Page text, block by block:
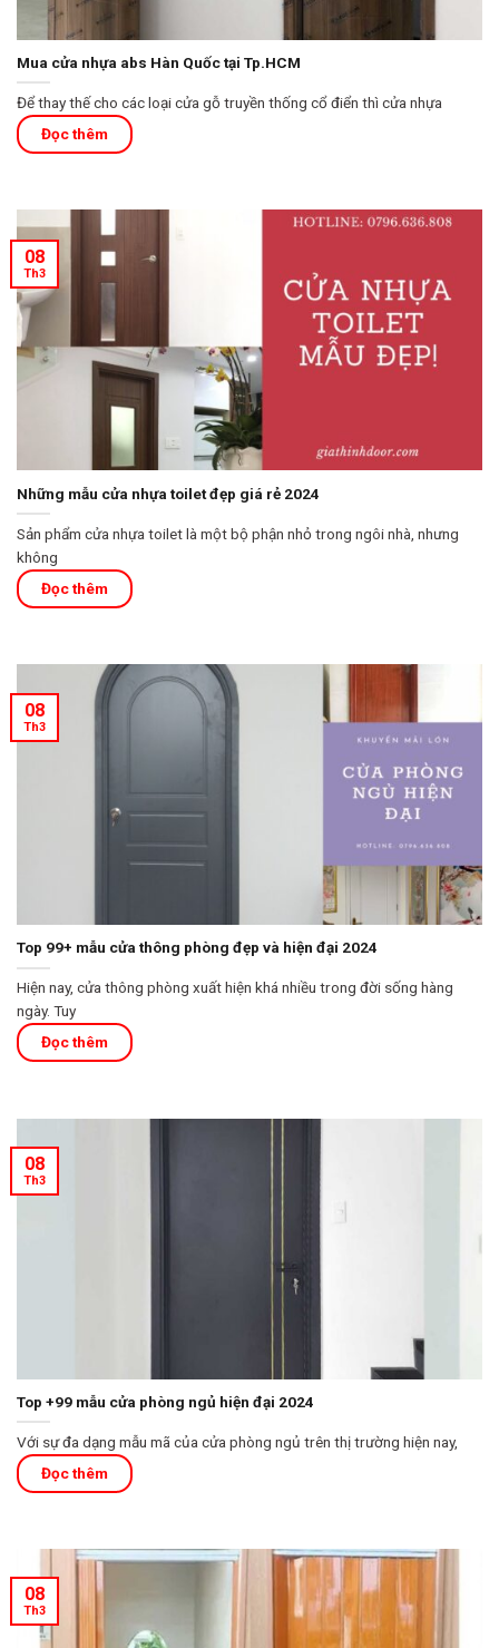
Mua cửa nhựa abs Hàn Quốc tại Tp.HCM
Để thay thế cho các loại cửa gỗ truyền thống cổ điển thì cửa nhựa
Những mẫu cửa nhựa toilet đẹp giá rẻ 2024
Sản phẩm cửa nhựa toilet là một bộ phận nhỏ trong ngôi nhà, nhưng
không
08
Th3
Top 99+ mẫu cửa thông phòng đẹp và hiện đại 2024
Hiện nay, cửa thông phòng xuất hiện khá nhiều trong đời sống hàng
ngày. Tuy
08
Th3
Top +99 mẫu cửa phòng ngủ hiện đại 2024
Với sự đa dạng mẫu mã của cửa phòng ngủ trên thị trường hiện nay,
08
Th3
08
Th3